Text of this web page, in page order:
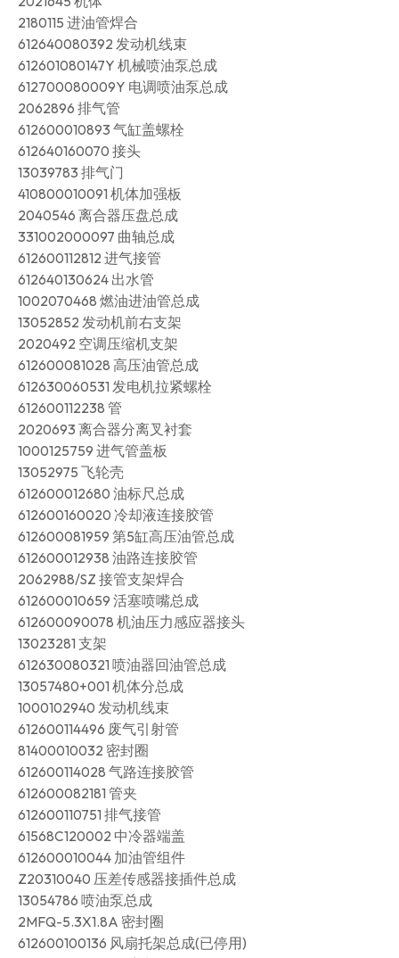
2180115 进油管焊合
612640080392 发动机线束
612601080147Y 机械喷油泵总成
612700080009Y 电调喷油泵总成
2062896 排气管
612600010893 气缸盖螺栓
612640160070 接头
13039783 排气门
410800010091 机体加强板
2040546 离合器压盘总成
331002000097 曲轴总成
612600112812 进气接管
612640130624 出水管
1002070468 燃油进油管总成
13052852 发动机前右支架
2020492 空调压缩机支架
612600081028 高压油管总成
612630060531 发电机拉紧螺栓
612600112238 管
2020693 离合器分离叉衬套
1000125759 进气管盖板
13052975 飞轮壳
612600012680 油标尺总成
612600160020 冷却液连接胶管
612600081959 第5缸高压油管总成
612600012938 油路连接胶管
2062988/SZ 接管支架焊合
612600010659 活塞喷嘴总成
612600090078 机油压力感应器接头
13023281 支架
612630080321 喷油器回油管总成
13057480+001 机体分总成
1000102940 发动机线束
612600114496 废气引射管
81400010032 密封圈
612600114028 气路连接胶管
612600082181 管夹
612600110751 排气接管
61568C120002 中冷器端盖
612600010044 加油管组件
Z20310040 压差传感器接插件总成
13054786 喷油泵总成
2MFQ-5.3X1.8A 密封圈
612600100136 风扇托架总成(已停用)